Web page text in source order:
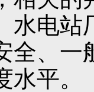
水电
全、
平。